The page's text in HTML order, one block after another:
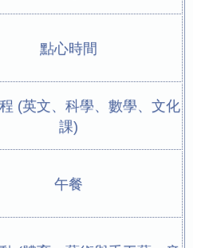
點心時間
(英文、科學、數學、文化
課)
午餐